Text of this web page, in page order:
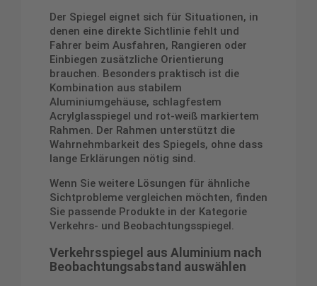
Der Spiegel eignet sich für Situationen, in
denen eine direkte Sichtlinie fehlt und
Fahrer beim Ausfahren, Rangieren oder
Einbiegen zusätzliche Orientierung
brauchen. Besonders praktisch ist die
Kombination aus stabilem
Aluminiumgehäuse, schlagfestem
Acrylglasspiegel und rot-weiß markiertem
Rahmen. Der Rahmen unterstützt die
Wahrnehmbarkeit des Spiegels, ohne dass
lange Erklärungen nötig sind.
Wenn Sie weitere Lösungen für ähnliche
Sichtprobleme vergleichen möchten, finden
Sie passende Produkte in der Kategorie
Verkehrs- und Beobachtungsspiegel .
Verkehrsspiegel aus Aluminium nach
Beobachtungsabstand auswählen